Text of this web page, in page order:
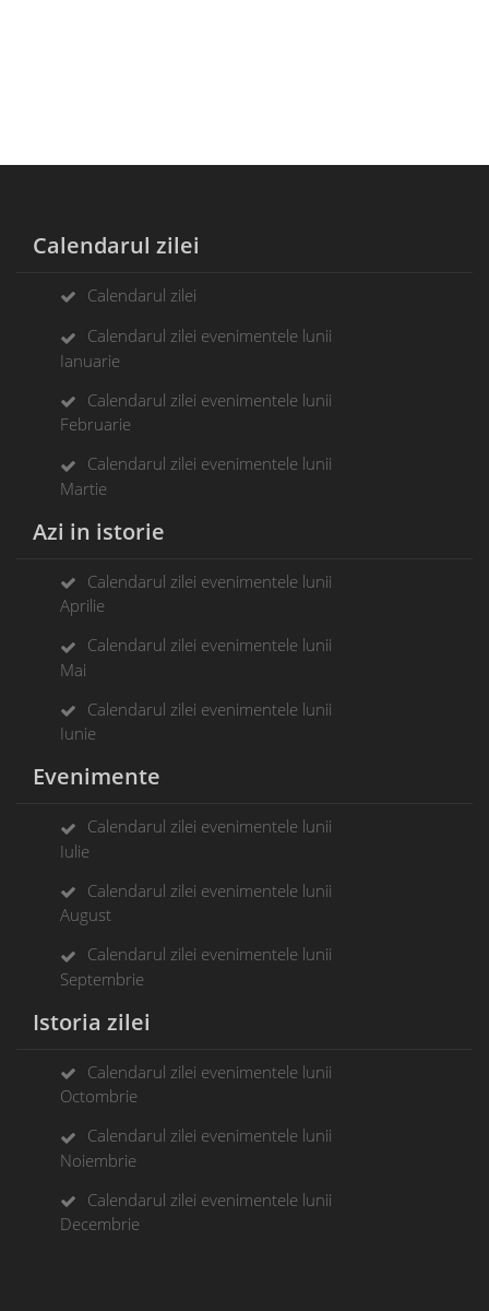
Calendarul zilei
Calendarul zilei
Calendarul zilei evenimentele lunii
Ianuarie
Calendarul zilei evenimentele lunii
Februarie
Calendarul zilei evenimentele lunii
Martie
Azi in istorie
Calendarul zilei evenimentele lunii
Aprilie
Calendarul zilei evenimentele lunii
Mai
Calendarul zilei evenimentele lunii
Iunie
Evenimente
Calendarul zilei evenimentele lunii
Iulie
Calendarul zilei evenimentele lunii
August
Calendarul zilei evenimentele lunii
Septembrie
Istoria zilei
Calendarul zilei evenimentele lunii
Octombrie
Calendarul zilei evenimentele lunii
Noiembrie
Calendarul zilei evenimentele lunii
Decembrie